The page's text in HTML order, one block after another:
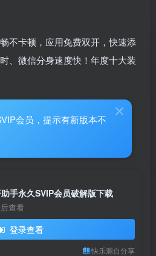
不卡顿，应用免费双开，快速添
、微信分身速度快！年度十大装
会员，提示有新版本不
手永久SVIP会员破解版下载
查看
登录查看
快乐源自分享